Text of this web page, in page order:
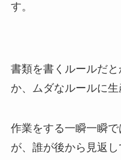
す。
書類を書くルールだ
か、ムダなルールに生
作業をする一瞬一瞬
が、誰が後から見返